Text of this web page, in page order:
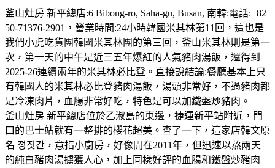
釜山灶房 新平總店:6 Bibong-ro, Saha-gu, Busan, 南韓:電話:+82
50-71376-2901，營業時間:24小時韓國米其林第11回，這也是
我們小虎吃貨團韓國米其林團的第三回，釜山米其林則是第一
次，第一天的中午是近三五年爆紅的人氣豬肉湯飯，還得到
2025-26連續兩年的米其林必比登。直接說結論:餐廳基本上只
有韓國人的米其林必比登豬肉湯飯，湯頭非常好，不過豬肉都
是冷凍肉片，血腸非常好吃，特色是可以加鐵盤炒豬肉。
釜山灶房 新平總店位於乙淑島的東邊，捷運新平站附近，門
口的巴士站就有一整排的櫻花超美。查了一下，這家店韓文原
名 정짓간，意指小廚房，好像開在2011年，但迅速以熬兩天
的純白豬肉湯擄獲人心，加上同樣好評的血腸和鐵盤炒豬肉